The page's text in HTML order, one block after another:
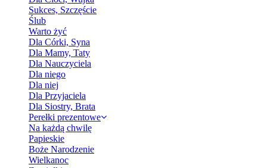
Sukces, Szczęście
Ślub
Warto żyć
Dla Córki, Syna
Dla Mamy, Taty
Dla Nauczyciela
Dla niego
Dla niej
Dla Przyjaciela
Dla Siostry, Brata
Perełki prezentowe
Na każdą chwilę
Papieskie
Boże Narodzenie
Wielkanoc